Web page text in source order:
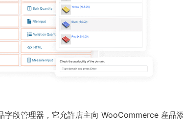
段管理器，它允許店主向 WooCommerce 産品